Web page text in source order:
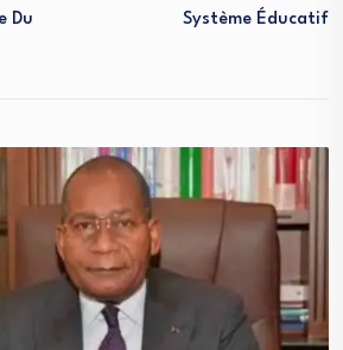
Du
Système Éducatif